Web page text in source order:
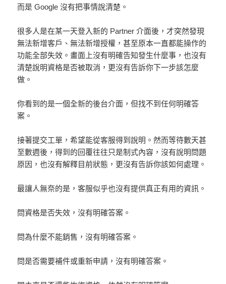
而是 Google 沒有把事情說清楚。
很多人是在某一天登入新的 Partner 介面後，才突然發現
無法新增客戶、無法新增授權，甚至原本一直都能操作的
功能全部失效。畫面上沒有明確告知發生什麼事，也沒有
清楚說明資格是否被取消，更沒有告訴你下一步該怎麼
做。
你看到的是一個全新的後台介面，但找不到任何明確答
案。
接著提交工單，希望能從客服得到說明。然而等待數天甚
至數週後，得到的回覆往往只是制式內容，沒有說明問題
原因，也沒有解釋目前狀態，更沒有告訴你該如何處理。
最讓人無奈的是，客服似乎也沒有提供真正有用的資訊。
問資格是否失效，沒有明確答案。
問為什麼不能銷售，沒有明確答案。
問是否需要補件或重新申請，沒有明確答案。